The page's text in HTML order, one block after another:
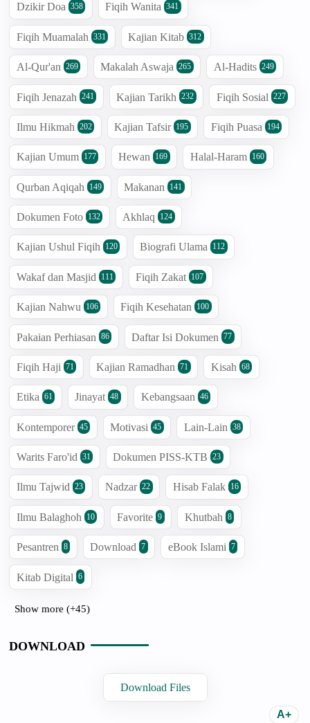
Dzikir Doa 358 Fiqih Wanita 341
Fiqih Muamalah 331 Kajian Kitab 312
Al-Qur'an 269 Makalah Aswaja 265 Al-Hadits 249
Fiqih Jenazah 241 Kajian Tarikh 232 Fiqih Sosial 227
Ilmu Hikmah 202 Kajian Tafsir 195 Fiqih Puasa 194
Kajian Umum 177 Hewan 169 Halal-Haram 160
Qurban Aqiqah 149 Makanan 141
Dokumen Foto 132 Akhlaq 124
Kajian Ushul Fiqih 120 Biografi Ulama 112
Wakaf dan Masjid 111 Fiqih Zakat 107
Kajian Nahwu 106 Fiqih Kesehatan 100
Pakaian Perhiasan 86 Daftar Isi Dokumen 77
Fiqih Haji 71 Kajian Ramadhan 71 Kisah 68
Etika 61 Jinayat 48 Kebangsaan 46
Kontemporer 45 Motivasi 45 Lain-Lain 38
Warits Faro'id 31 Dokumen PISS-KTB 23
Ilmu Tajwid 23 Nadzar 22 Hisab Falak 16
Ilmu Balaghoh 10 Favorite 9 Khutbah 8
Pesantren 8 Download 7 eBook Islami 7
Kitab Digital 6
Show more (+45)
DOWNLOAD
Download Files